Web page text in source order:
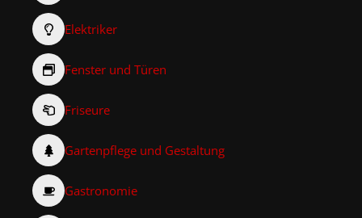
Elektriker
Fenster und Türen
Friseure
Gartenpflege und Gestaltung
Gastronomie